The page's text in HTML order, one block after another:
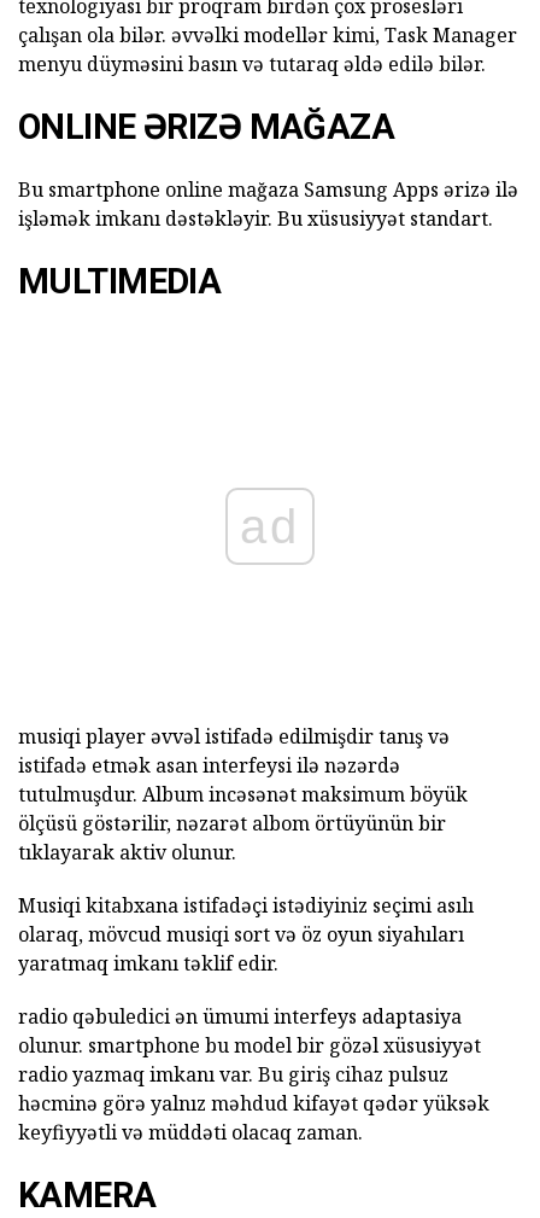
texnologiyası bir proqram birdən çox prosesləri
çalışan ola bilər. əvvəlki modellər kimi, Task Manager
menyu düyməsini basın və tutaraq əldə edilə bilər.
ONLINE ƏRIZƏ MAĞAZA
Bu smartphone online mağaza Samsung Apps ərizə ilə
işləmək imkanı dəstəkləyir. Bu xüsusiyyət standart.
MULTIMEDIA
ad
musiqi player əvvəl istifadə edilmişdir tanış və
istifadə etmək asan interfeysi ilə nəzərdə
tutulmuşdur. Album incəsənət maksimum böyük
ölçüsü göstərilir, nəzarət albom örtüyünün bir
tıklayarak aktiv olunur.
Musiqi kitabxana istifadəçi istədiyiniz seçimi asılı
olaraq, mövcud musiqi sort və öz oyun siyahıları
yaratmaq imkanı təklif edir.
radio qəbuledici ən ümumi interfeys adaptasiya
olunur. smartphone bu model bir gözəl xüsusiyyət
radio yazmaq imkanı var. Bu giriş cihaz pulsuz
həcminə görə yalnız məhdud kifayət qədər yüksək
keyfiyyətli və müddəti olacaq zaman.
KAMERA